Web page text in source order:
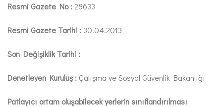
Resmi Gazete No : 28633
Resmi Gazete Tarihi : 30.04.2013
Son Değişiklik Tarihi :
Denetleyen Kuruluş : Çalışma ve Sosyal Güvenlik Bakanlığı
Patlayıcı ortam oluşabilecek yerlerin sınıflandırılması